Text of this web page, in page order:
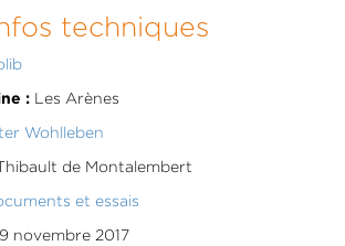
techniques
:Les Arènes
Wohlleben
de Montalembert
et essais
novembre 2017